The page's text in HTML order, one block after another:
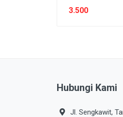
3.500
Hubungi Kami
Jl. Sengkawit,